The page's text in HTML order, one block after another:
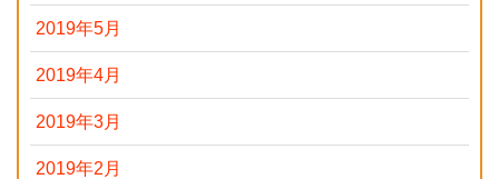
2019年5月
2019年4月
2019年3月
2019年2月